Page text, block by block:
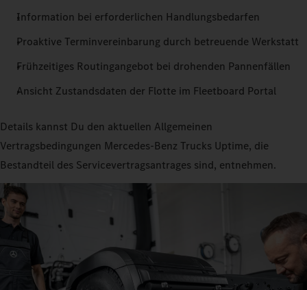
Information bei erforderlichen Handlungsbedarfen
Proaktive Terminvereinbarung durch betreuende Werkstatt
Frühzeitiges Routingangebot bei drohenden Pannenfällen
Ansicht Zustandsdaten der Flotte im Fleetboard Portal
Details kannst Du den aktuellen Allgemeinen
Vertragsbedingungen Mercedes‑Benz Trucks Uptime, die
Bestandteil des Servicevertragsantrages sind, entnehmen.